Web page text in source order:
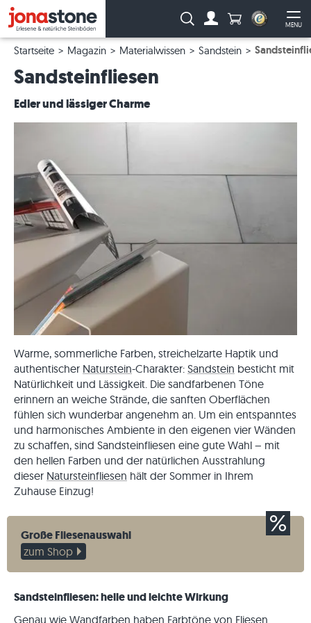
MENU
Suche: Anzahl
Startseite Magazin Materialwissen Sandstein
Sandsteinfliesen
Edler und lässiger Charme
Warme, sommerliche Farben, streichelzarte Haptik und
authentischer Naturstein-Charakter: Sandstein besticht mit
Natürlichkeit und Lässigkeit. Die sandfarbenen Töne
erinnern an weiche Strände, die sanften Oberflächen
fühlen sich wunderbar angenehm an. Um ein entspanntes
und harmonisches Ambiente in den eigenen vier Wänden
zu schaffen, sind Sandsteinfliesen eine gute Wahl – mit
den hellen Farben und der natürlichen Ausstrahlung
dieser Natursteinfliesen hält der Sommer in Ihrem
Zuhause Einzug!
Große Fliesenauswahl
zum Shop
Sandsteinfliesen: helle und leichte Wirkung
Genau wie Wandfarben haben Farbtöne von Fliesen